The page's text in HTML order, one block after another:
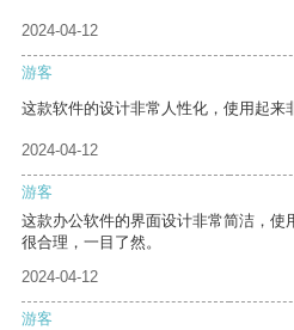
2024-04-12
游客
这款软件的设计非常人性化，使用起来
2024-04-12
游客
这款办公软件的界面设计非常简洁，使
很合理，一目了然。
2024-04-12
游客